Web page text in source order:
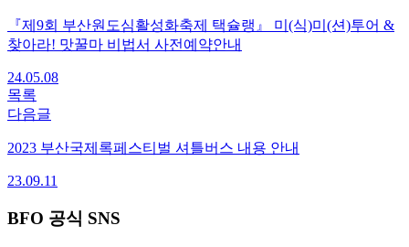
『제9회 부산원도심활성화축제 택슐랭』 미(식)미(션)투어 &
찾아라! 맛꿀마 비법서 사전예약안내
24.05.08
목록
다음글
2023 부산국제록페스티벌 셔틀버스 내용 안내
23.09.11
BFO 공식 SNS